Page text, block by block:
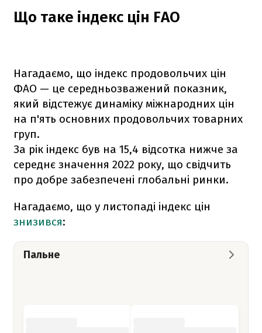
Що таке індекс цін FAO
Нагадаємо, що індекс продовольчих цін
ФАО — це середньозважений показник,
який відстежує динаміку міжнародних цін
на п'ять основних продовольчих товарних
груп.
За рік індекс був на 15,4 відсотка нижче за
середнє значення 2022 року, що свідчить
про добре забезпечені глобальні ринки.
Нагадаємо, що у листопаді індекс цін
знизився:
Пальне